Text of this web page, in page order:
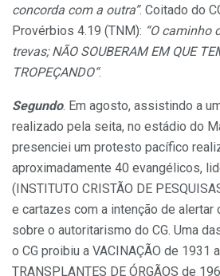
concorda com a outra”. Coitado do
Provérbios 4.19 (TNM): “O caminho
trevas;NÃO SOUBERAM EM QUE
TROPEÇANDO“.
Segundo. Em agosto, assistindo a
realizado pela seita, no estádio do
presenciei um protesto pacífico
aproximadamente 40 evangélicos,
(INSTITUTO CRISTÃO DE
e cartazes com a intenção de
sobre o autoritarismo do CG. Uma
o CG proibiu a VACINAÇÃO de 1931
TRANSPLANTES DE ÓRGÃOS de